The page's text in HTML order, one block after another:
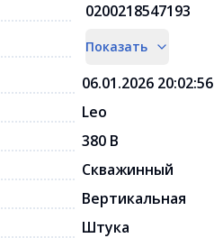
0200218547193
Показать
06.01.2026 20:02:56
Leo
380 В
Скважинный
Вертикальная
Штука